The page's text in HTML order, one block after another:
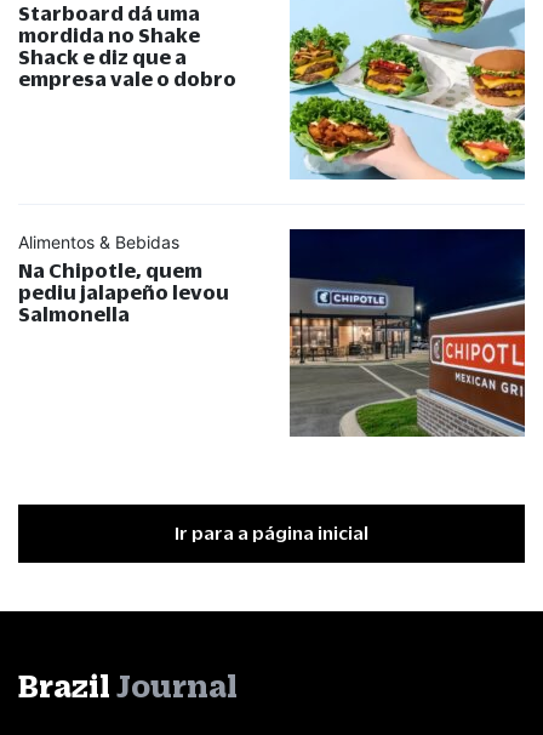
Starboard dá uma
mordida no Shake
Shack e diz que a
empresa vale o dobro
Alimentos & Bebidas
Na Chipotle, quem
pediu jalapeño levou
Salmonella
Ir para a página inicial
Brazil Journal